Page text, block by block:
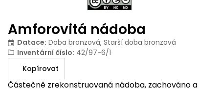
Amforovitá nádoba
Datace: Doba bronzová, Starší doba bronzová
Inventární číslo: 42/97-6/1
Kopírovat
Částečně zrekonstruovaná nádoba, zachováno a